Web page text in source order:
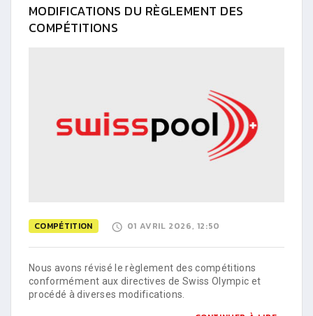
MODIFICATIONS DU RÈGLEMENT DES
COMPÉTITIONS
COMPÉTITION 01 AVRIL 2026, 12:50
Nous avons révisé le règlement des compétitions
conformément aux directives de Swiss Olympic et
procédé à diverses modifications.